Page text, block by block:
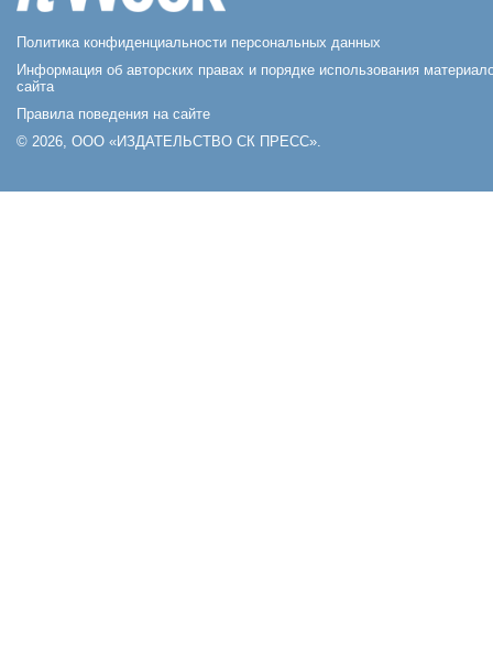
Политика конфиденциальности персональных данных
Информация об авторских правах и порядке использования
сайта
Правила поведения на сайте
© 2026, ООО «ИЗДАТЕЛЬСТВО СК ПРЕСС».